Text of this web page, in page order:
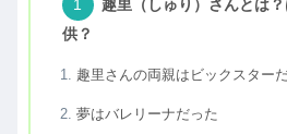
趣里（しゅり）さんとは
供？
趣里さんの両親はビックスター
夢はバレリーナだった